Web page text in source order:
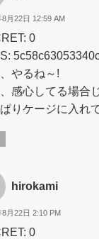
8月22日 12:59 AM
0
やるね～!
感心してる場合
りケージに入れ
hirokami
8月22日 2:10 PM
0